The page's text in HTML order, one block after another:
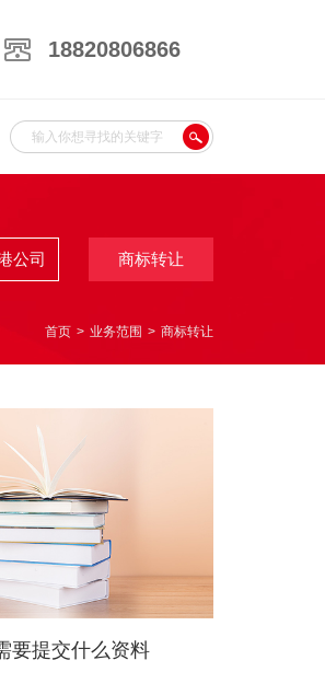
18820806866
公司 商标转让
首页 > 业务范围 > 商标转让
要提交什么资料